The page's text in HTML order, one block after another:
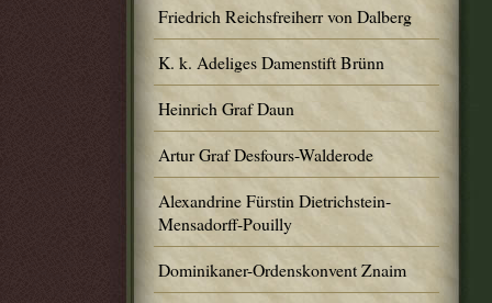
Friedrich Reichsfreiherr von Dalberg
K. k. Adeliges Damenstift Brünn
Heinrich Graf Daun
Artur Graf Desfours-Walderode
Alexandrine Fürstin Dietrichstein-
Mensadorff-Pouilly
Dominikaner-Ordenskonvent Znaim